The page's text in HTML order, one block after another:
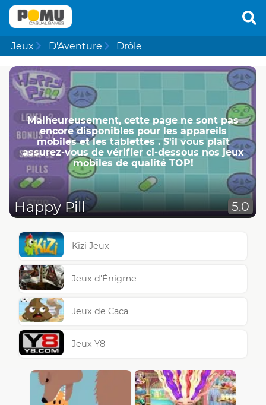
Jeux D'Aventure Drôle
Malheureusement, cette page ne ​​sont pas
encore disponibles pour les appareils
mobiles et les tablettes . S'il vous plaît
assurez-vous de vérifier ci-dessous nos jeux
mobiles de qualité TOP!
Happy Pill 5.0
Kizi Jeux
Jeux d'Énigme
Jeux de Caca
Jeux Y8